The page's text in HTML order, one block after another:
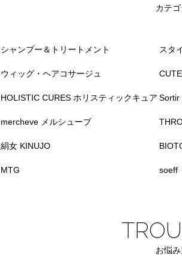
カテゴ
シャンプー＆トリートメント スタ
ウィッグ・ヘアコサージュ
HOLISTIC CURES ホリスティックキュア Sortir
mercheve メルシューブ
絹女 KINUJO
MTG soeff
お悩み